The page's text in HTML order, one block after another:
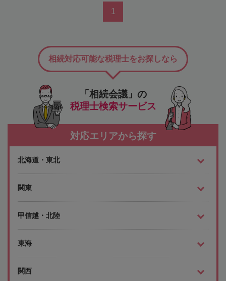
1
「相続会議」の
税理士検索サービス
相続対応可能な税理士をお探しなら
対応エリアから探す
北海道・東北
関東
甲信越・北陸
東海
関西